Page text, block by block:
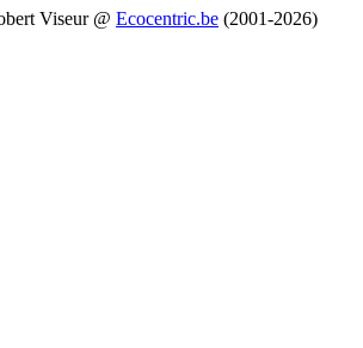
Viseur @ Ecocentric.be (2001-2026)